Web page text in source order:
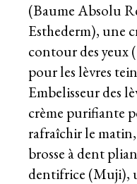
(Baume Absolu
Esthederm), une
contour des yeux
pour les lèvres
Embelisseur des
crème purifiante
rafraîchir le
brosse à dent
dentifrice (Muji),